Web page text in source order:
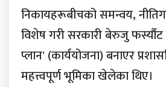
निकायहरूबीचको समन्वय,
विशेष गरी सरकारी बेरुजु
प्लान' (कार्ययोजना) बनाएर
महत्त्वपूर्ण भूमिका खेलेका थिए।